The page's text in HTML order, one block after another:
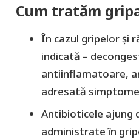
Cum tratăm
În cazul gripelor și
indicată –
antiinflamatoare,
adresată
Antibioticele ajung
administrate în